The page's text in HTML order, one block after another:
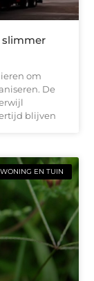
slimmer
om
De
blijven
WONING EN TUIN